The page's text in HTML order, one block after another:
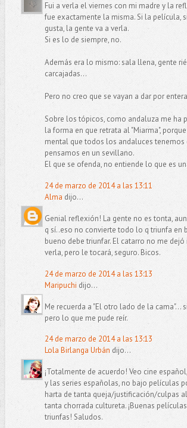
Fui a verla el viernes con mi madre y la
fue exactamente la misma. Si la película,
gusta, la gente va a verla.
Si es lo de siempre, no.
Además era lo mismo: sala llena, gente
carcajadas...
Pero no creo que se vayan a dar por
Sobre los tópicos, como andaluza me ha
la forma en que retrata al "Miarma",
mental que todos los andaluces tenemos
pensamos en un sevillano.
El que se ofenda, no entiende lo que es
24 de marzo de 2014 a las 13:11
Alma dijo...
Genial reflexión! La gente no es tonta,
q sí..eso no convierte todo lo q triunfa en
bueno debe triunfar. El catarro no me
verla, pero le tocará, seguro. Bicos.
24 de marzo de 2014 a las 13:13
Maripuchi dijo...
Me recuerda a "El otro lado de la cama"...
pero lo que me pude reír.
24 de marzo de 2014 a las 13:13
Lola Birlanga Urbán dijo...
¡Totalmente de acuerdo! Veo cine
y las series españolas, no bajo películas
harta de tanta queja/justificación/culpas
tanta chorrada cultureta. ¡Buenas
triunfas! Saludos.